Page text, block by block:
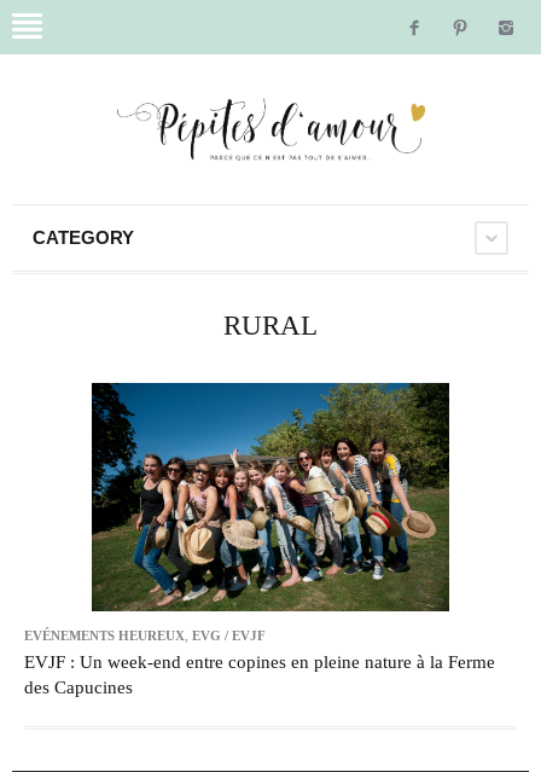
CATEGORY
RURAL
EVÉNEMENTS HEUREUX EVG / EVJF
EVJF : Un week-end entre copines en pleine nature à la Ferme
des Capucines